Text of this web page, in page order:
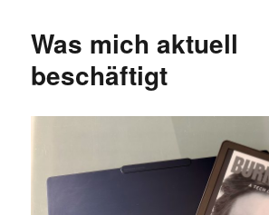
passwords
Was mich aktuell
beschäftigt